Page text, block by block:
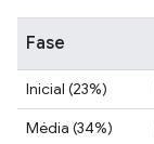
Fase
Inicial (23%)
Média (34%)